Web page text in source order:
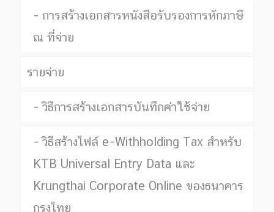
การสร้างเอกสารหนังสือรับรองการหักภาษี
ณ ที่จ่าย
รายจ่าย
วิธีการสร้างเอกสารบันทึกค่าใช้จ่าย
วิธีสร้างไฟล์ e-Withholding Tax สำหรับ
KTB Universal Entry Data และ
Krungthai Corporate Online ของธนาคาร
กรุงไทย